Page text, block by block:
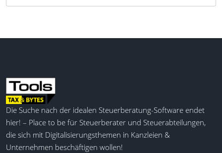
Die Suche nach der idealen Steuerberatung-Software endet
hier! – Place to be für Steuerberater und Steuerabteilungen,
die sich mit Digitalisierungsthemen in Kanzleien &
Unternehmen beschäftigen wollen!